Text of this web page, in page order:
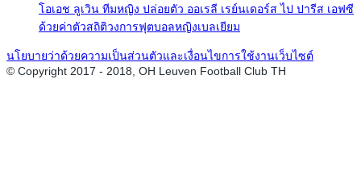
โอเอช ลูเวิน ทีมหญิง ปล่อยตัว ออเรลี เรย์นเดอร์ส ไป ปารีส เอฟซี
ด้วยค่าตัวสถิติวงการฟุตบอลหญิงเบลเยียม
นโยบายว่าด้วยความเป็นส่วนตัวและเงื่อนไขการใช้งานเว็บไซต์
© Copyright 2017 - 2018, OH Leuven Football Club TH